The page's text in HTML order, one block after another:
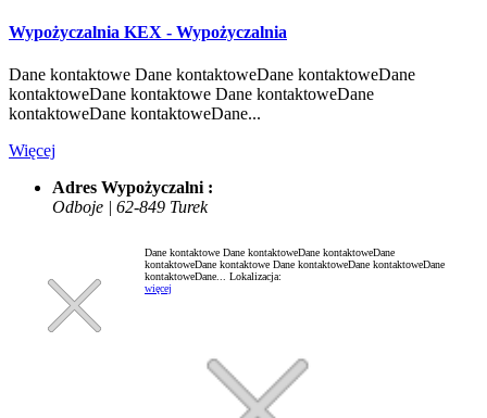
Wypożyczalnia KEX - Wypożyczalnia
Dane kontaktowe Dane kontaktoweDane kontaktoweDane
kontaktoweDane kontaktowe Dane kontaktoweDane
kontaktoweDane kontaktoweDane...
Więcej
Adres Wypożyczalni :
Odboje | 62-849 Turek
Dane kontaktowe Dane kontaktoweDane kontaktoweDane
kontaktoweDane kontaktowe Dane kontaktoweDane kontaktoweDane
kontaktoweDane... Lokalizacja:
więcej